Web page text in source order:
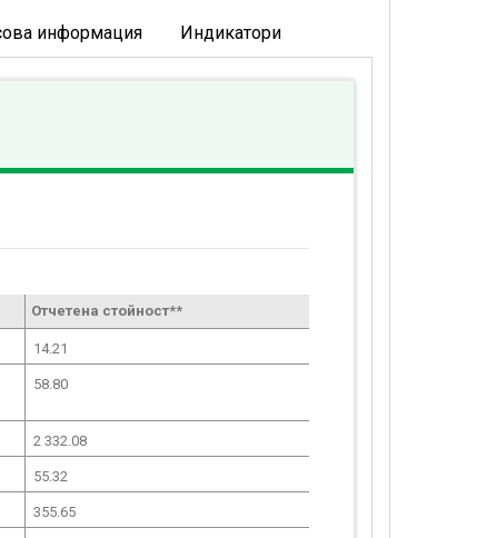
информация Индикатори
Отчетена стойност**
14.21
58.80
2 332.08
55.32
355.65